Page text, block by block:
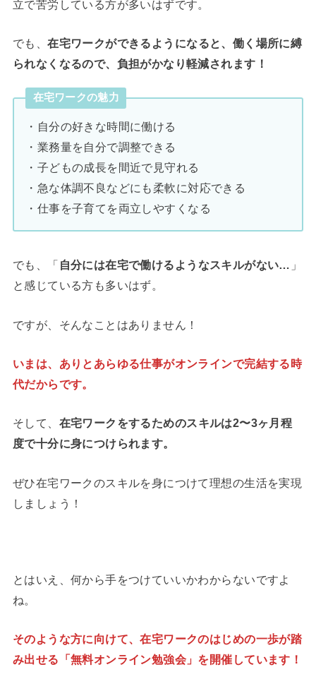
立で苦労している方が多いはずです。
でも、在宅ワークができるようになると、働く場所に縛
られなくなるので、負担がかなり軽減されます！
在宅ワークの魅力
・自分の好きな時間に働ける
・業務量を自分で調整できる
・子どもの成長を間近で見守れる
・急な体調不良などにも柔軟に対応できる
・仕事を子育てを両立しやすくなる
でも、「 自分には在宅で働けるようなスキルがない… 」
と感じている方も多いはず。
ですが、そんなことはありません！
いまは、ありとあらゆる仕事がオンラインで完結する時
代だからです。
そして、 在宅ワークをするためのスキルは2〜3ヶ月程
度で十分に身につけられます。
ぜひ在宅ワークのスキルを身につけて理想の生活を実現
しましょう！
とはいえ、何から手をつけていいかわからないですよ
ね。
そのような方に向けて、在宅ワークのはじめの一歩が踏
み出せる「無料オンライン勉強会」を開催しています！